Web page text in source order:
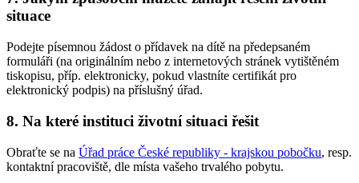
situace
Podejte písemnou žádost o přídavek na dítě na předepsaném
formuláři (na originálním nebo z internetových stránek vytištěném
tiskopisu, příp. elektronicky, pokud vlastníte certifikát pro
elektronický podpis) na příslušný úřad.
8. Na které instituci životní situaci řešit
Obraťte se na Úřad práce České republiky - krajskou pobočku, resp.
kontaktní pracoviště, dle místa vašeho trvalého pobytu.